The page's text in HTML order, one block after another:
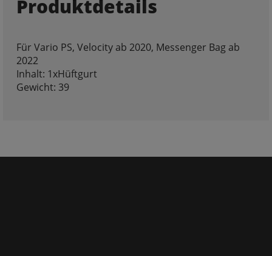
Produktdetails
Für Vario PS, Velocity ab 2020, Messenger Bag ab
2022
Inhalt: 1xHüftgurt
Gewicht: 39